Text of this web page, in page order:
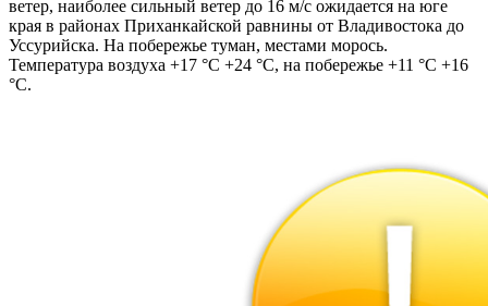
ветер, наиболее сильный ветер до 16 м/с ожидается на юге
края в районах Приханкайской равнины от Владивостока до
Уссурийска. На побережье туман, местами морось.
Температура воздуха +17 °С +24 °С, на побережье +11 °С +16
°С.